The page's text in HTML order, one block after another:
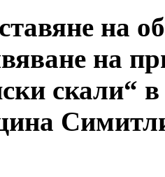
на
на
скали“